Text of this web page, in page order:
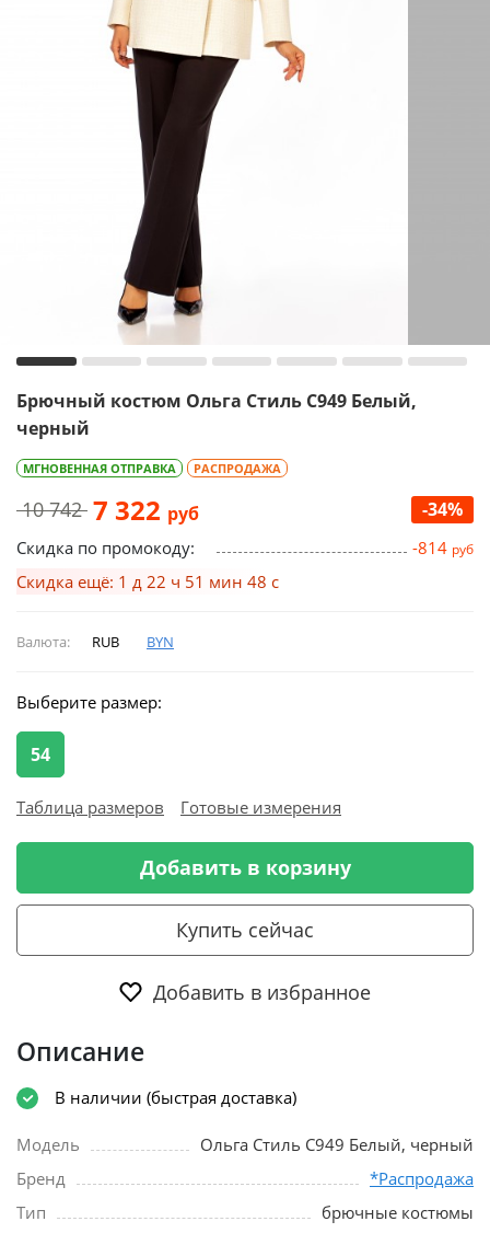
Брючный костюм Ольга Стиль С949 Белый,
черный
МГНОВЕННАЯ ОТПРАВКА РАСПРОДАЖА
10 742 7 322 руб -34%
Скидка по промокоду: -814 руб
Скидка ещё: 1 д 22 ч 51 мин 47 с
Валюта: RUB BYN
Выберите размер:
54
Таблица размеров Готовые измерения
Добавить в корзину
Купить сейчас
Добавить в избранное
Описание
В наличии (быстрая доставка)
Модель
Ольга Стиль С949 Белый, черный
Бренд
*Распродажа
Тип
брючные костюмы